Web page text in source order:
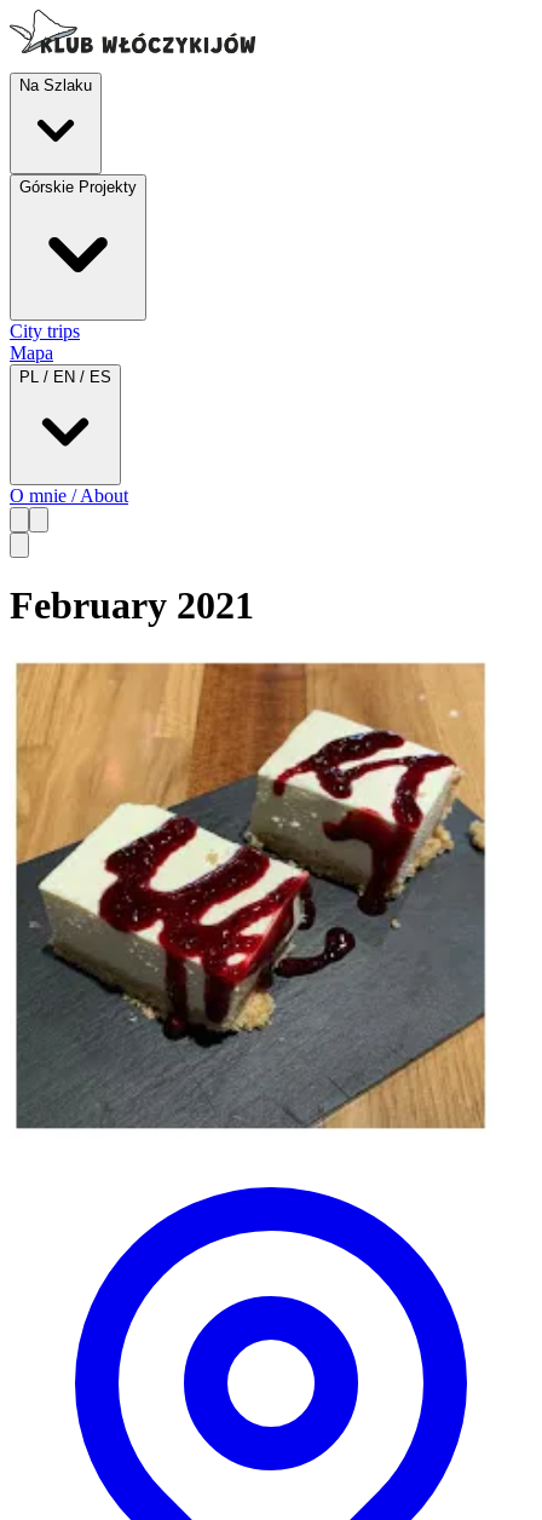
Na Szlaku
Górskie Projekty
City trips
Mapa
PL / EN / ES
O mnie / About
February 2021